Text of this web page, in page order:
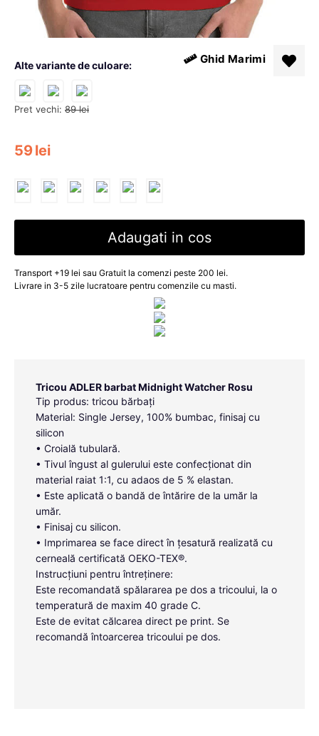
Pret vechi: 89 lei
59lei
Alte variante de culoare: Ghid Marimi
Adaugati in cos
Transport +19 lei sau Gratuit la comenzi peste 200 lei.
Livrare in 3-5 zile lucratoare pentru comenzile cu masti.
Tricou ADLER barbat Midnight Watcher Rosu
Tip produs: tricou bărbați
Material: Single Jersey, 100% bumbac, finisaj cu
silicon
• Croială tubulară.
• Tivul îngust al gulerului este confecționat din
material raiat 1:1, cu adaos de 5 % elastan.
• Este aplicată o bandă de întărire de la umăr la
umăr.
• Finisaj cu silicon.
• Imprimarea se face direct în țesatură realizată cu
cerneală certificată OEKO-TEX®.
Instrucțiuni pentru întreținere:
Este recomandată spălararea pe dos a tricoului, la o
temperatură de maxim 40 grade C.
Este de evitat călcarea direct pe print. Se
recomandă întoarcerea tricoului pe dos.